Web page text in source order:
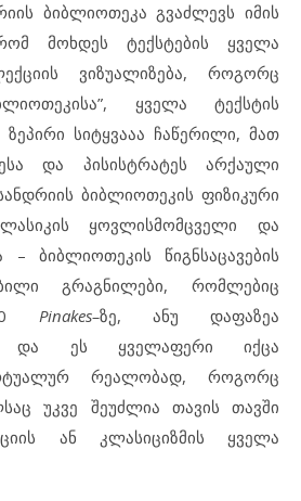
ბიბლიოთეკა გვაძლევს იმის
მოხდეს ტექსტების ყველა
ვიზუალიზება, როგორც
ყველა ტექსტის
სიტყვააა ჩაწერილი, მათ
და პისისტრატეს არქაული
ბიბლიოთეკის ფიზიკური
ყოვლისმომცველი და
ბიბლიოთეკის წიგნსაცავების
გრაგნილები, რომლებიც
Pinakes–ზე, ანუ დაფაზეა
და ეს ყველაფერი იქცა
რეალობად, როგორც
უკვე შეუძლია თავის თავში
ან კლასიციზმის ყველა